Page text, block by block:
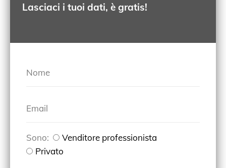
Lasciaci i tuoi dati, è gratis!
Nome
Email
Sono:
Venditore professionista
Privato